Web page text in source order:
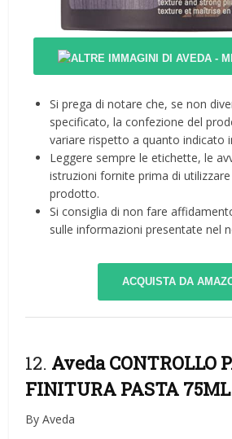
Si prega di notare che, se non
specificato, la confezione del
variare rispetto a quanto indicato
Leggere sempre le etichette, le
istruzioni fornite prima di
prodotto.
Si consiglia di non fare
sulle informazioni presentate nel
ACQUISTA DA
12. Aveda CONTROLLO
FINITURA PASTA 75ML
By Aveda